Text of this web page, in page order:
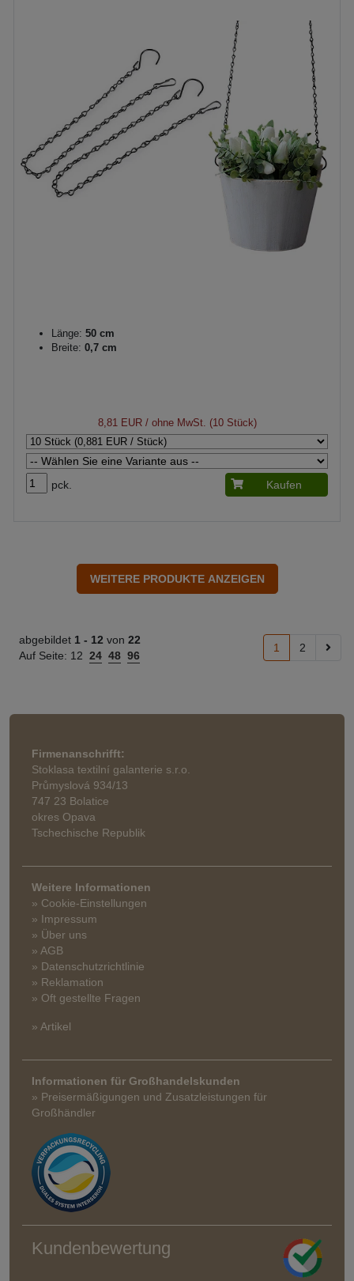
Länge: 50 cm
Breite: 0,7 cm
8,81 EUR/ ohne MwSt. (10 Stück)
pck. Kaufen
abgebildet 1 - 12 von 22
Auf Seite: 12 24 48 96
1 2
Firmenanschrifft:
Stoklasa textilní galanterie s.r.o.
Průmyslová 934/13
747 23 Bolatice
okres Opava
Tschechische Republik
Weitere Informationen
» Cookie-Einstellungen
» Impressum
» Über uns
» AGB
» Datenschutzrichtlinie
» Reklamation
» Oft gestellte Fragen
» Artikel
Informationen für Großhandelskunden
» Preisermäßigungen und Zusatzleistungen für
Großhändler
Kundenbewertung